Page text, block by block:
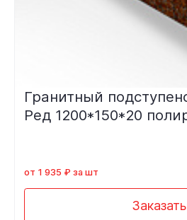
Гранитный
Ред 1200*150*20
от 1 935 ₽ за шт
Заказать